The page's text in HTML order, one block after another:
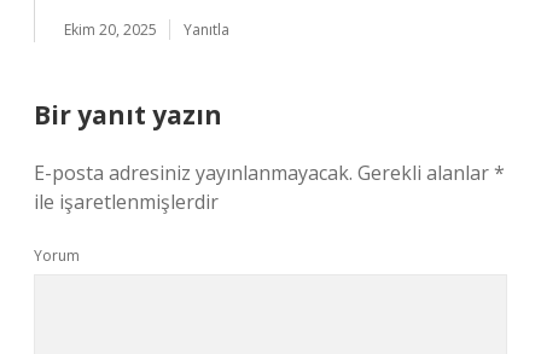
Ekim 20, 2025 Yanıtla
Bir yanıt yazın
E-posta adresiniz yayınlanmayacak. Gerekli alanlar*
ile işaretlenmişlerdir
Yorum